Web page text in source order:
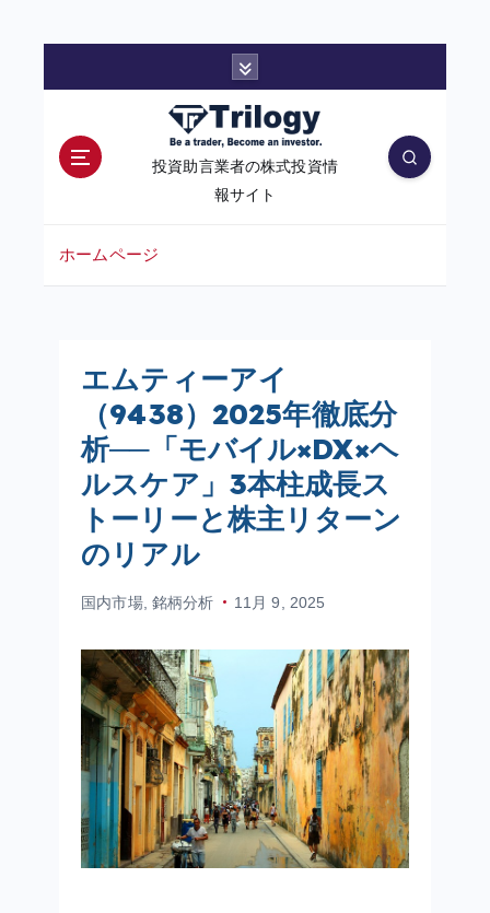
投資助言業者の株式投資情
報サイト
ホームページ
エムティーアイ
（9438）2025年徹底分
析──「モバイル×DX×ヘ
ルスケア」3本柱成長ス
トーリーと株主リターン
のリアル
国内市場, 銘柄分析 11月 9, 2025